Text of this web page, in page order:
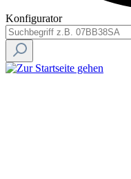
Konfigurator